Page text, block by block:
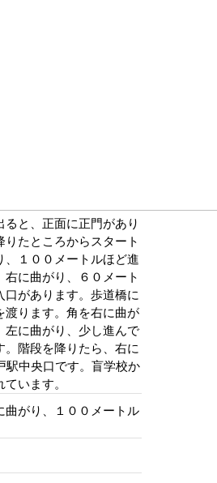
と、正面に正門があり
りたところからスタート
、１００メートルほど進
に曲がり、６０メート
口があります。歩道橋に
渡ります。角を右に曲が
左に曲がり、少し進んで
階段を降りたら、右に
駅中央口です。盲学校か
います。
曲がり、１００メートル